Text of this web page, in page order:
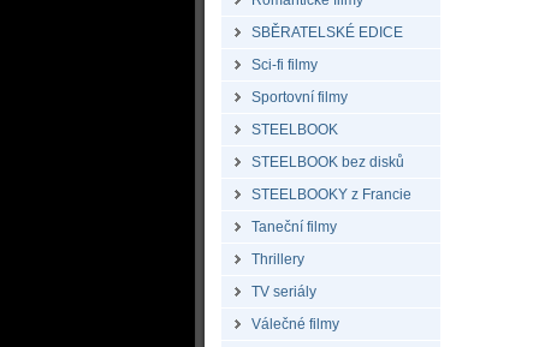
SBĚRATELSKÉ EDICE
Sci-fi filmy
Sportovní filmy
STEELBOOK
STEELBOOK bez disků
STEELBOOKY z Francie
Taneční filmy
Thrillery
TV seriály
Válečné filmy